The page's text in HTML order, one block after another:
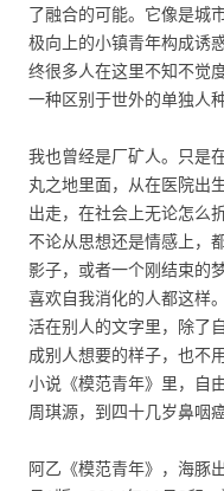
了融合的可能。它像是城
极向上的小镇青年构成诱
终很多人在这里不知不觉
一种区别于世外的单独人种
我也曾经是厂矿人。只是
丸之地里面，从在医院出
出走，在社会上无论怎么
不论从思想还是情感上，
影子，或者一个刚结束的
喜欢自我消化的人都这样
活在别人的文字里，除了
成别人想要的样子，也不
小说《模范青年》里，自
周琪源，到四十几岁鼻咽
阿乙《模范青年》，海豚